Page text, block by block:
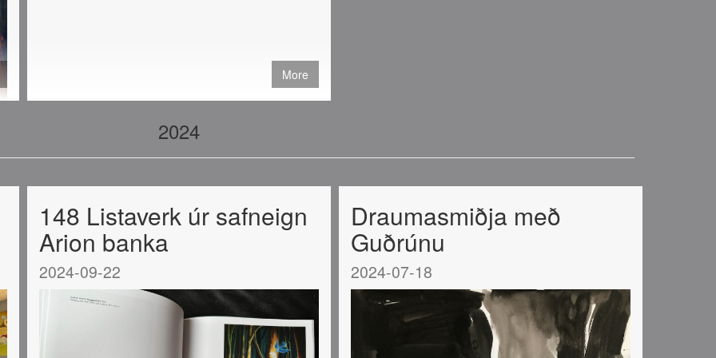
More
2024
148 Listaverk úr safneign
Arion banka
2024-09-22
Draumasmiðja með
Guðrúnu
2024-07-18